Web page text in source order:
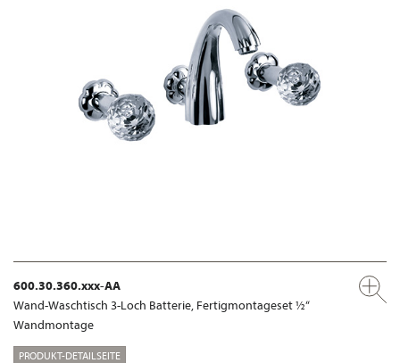
600.30.360.xxx-AA
Wand-Waschtisch 3-Loch Batterie, Fertigmontageset ½“
Wandmontage
PRODUKT-DETAILSEITE